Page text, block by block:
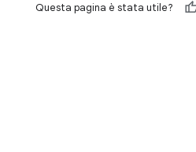
Questa pagina è stata utile?